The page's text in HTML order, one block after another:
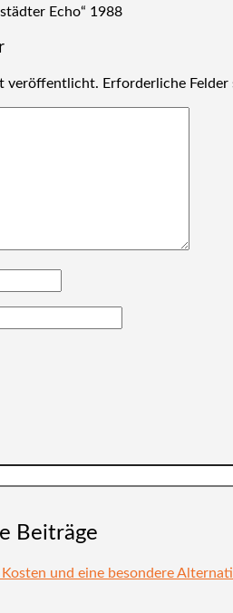
Echo“ 1988
veröffentlicht. Erforderliche
Beiträge
und eine besondere